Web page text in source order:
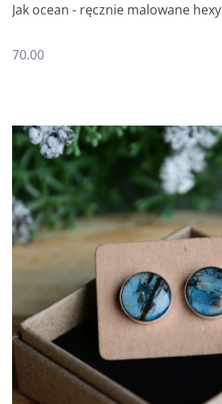
Jak ocean - ręcznie malowane hexy
70.00